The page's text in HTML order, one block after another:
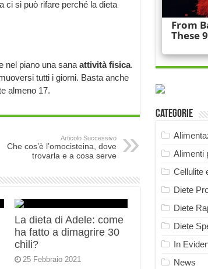
ci si può rifare perché la dieta
nel piano una sana attività fisica.
tutti i giorni. Basta anche
almeno 17.
Articolo Successivo
Che cos’è l’omocisteina, dove
trovarla e a cosa serve
La dieta di Adele: come
ha fatto a dimagrire 30
chili?
25 Febbraio 2021
Categorie
Alimenti
Cellulite
Diete
Diete
Diete
In
News